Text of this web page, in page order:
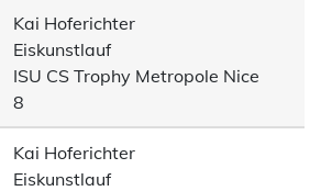
Kai Hoferichter
Eiskunstlauf
ISU CS Trophy Metropole Nice
8
Kai Hoferichter
Eiskunstlauf